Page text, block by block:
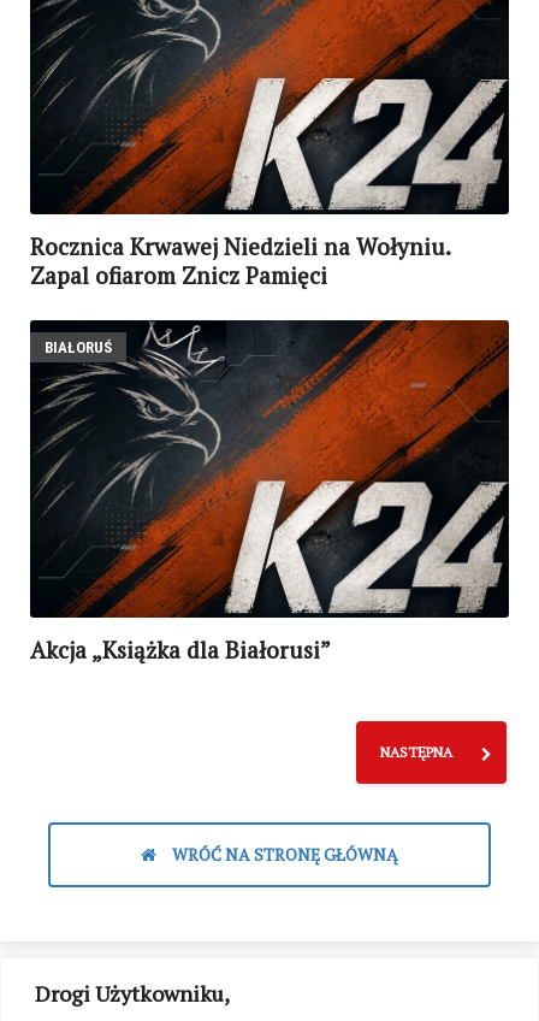
Drogi Użytkowniku,
Rocznica Krwawej Niedzieli na Wołyniu.
Zapal ofiarom Znicz Pamięci
BIAŁORUŚ
Akcja „Książka dla Białorusi”
NASTĘPNA
WRÓĆ NA STRONĘ GŁÓWNĄ